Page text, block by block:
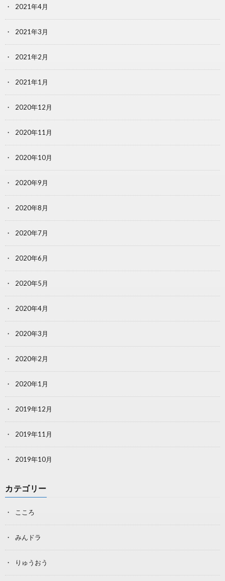
2021年4月
2021年3月
2021年2月
2021年1月
2020年12月
2020年11月
2020年10月
2020年9月
2020年8月
2020年7月
2020年6月
2020年5月
2020年4月
2020年3月
2020年2月
2020年1月
2019年12月
2019年11月
2019年10月
カテゴリー
こころ
みんドラ
りゅうおう